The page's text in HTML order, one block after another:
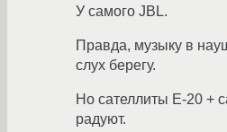
У самого JBL.
Правда, музыку в
слух берегу.
Но сателлиты E-20 +
радуют.